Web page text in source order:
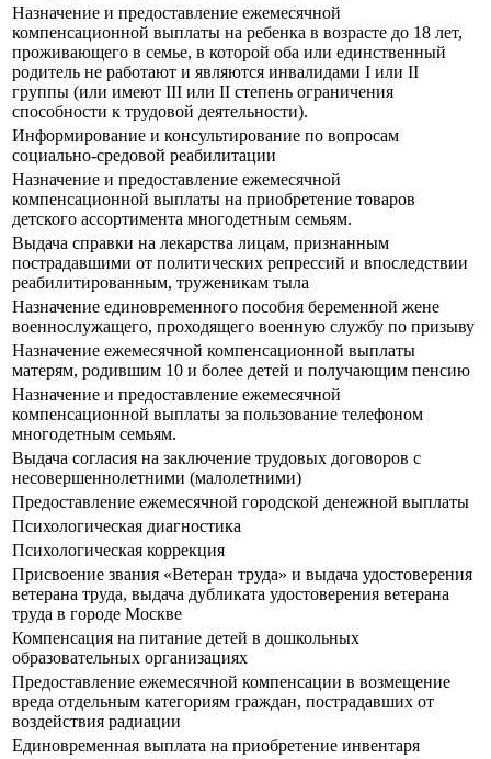
Назначение и предоставление ежемесячной
компенсационной выплаты на ребенка в возрасте до 18 лет,
проживающего в семье, в которой оба или единственный
родитель не работают и являются инвалидами I или II
группы (или имеют III или II степень ограничения
способности к трудовой деятельности).
Информирование и консультирование по вопросам
социально-средовой реабилитации
Назначение и предоставление ежемесячной
компенсационной выплаты на приобретение товаров
детского ассортимента многодетным семьям.
Выдача справки на лекарства лицам, признанным
пострадавшими от политических репрессий и впоследствии
реабилитированным, труженикам тыла
Назначение единовременного пособия беременной жене
военнослужащего, проходящего военную службу по призыву
Назначение ежемесячной компенсационной выплаты
матерям, родившим 10 и более детей и получающим пенсию
Назначение и предоставление ежемесячной
компенсационной выплаты за пользование телефоном
многодетным семьям.
Выдача согласия на заключение трудовых договоров с
несовершеннолетними (малолетними)
Предоставление ежемесячной городской денежной выплаты
Психологическая диагностика
Психологическая коррекция
Присвоение звания «Ветеран труда» и выдача удостоверения
ветерана труда, выдача дубликата удостоверения ветерана
труда в городе Москве
Компенсация на питание детей в дошкольных
образовательных организациях
Предоставление ежемесячной компенсации в возмещение
вреда отдельным категориям граждан, пострадавших от
воздействия радиации
Единовременная выплата на приобретение инвентаря